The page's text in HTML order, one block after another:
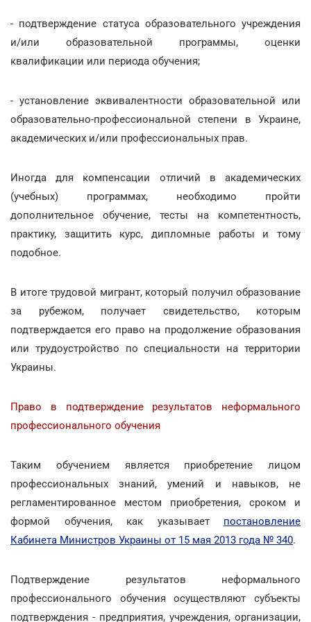
- подтверждение статуса образовательного учреждения
и/или образовательной программы, оценки
квалификации или периода обучения;
- установление эквивалентности образовательной или
образовательно-профессиональной степени в Украине,
академических и/или профессиональных прав.
Иногда для компенсации отличий в академических
(учебных) программах, необходимо пройти
дополнительное обучение, тесты на компетентность,
практику, защитить курс, дипломные работы и тому
подобное.
В итоге трудовой мигрант, который получил образование
за рубежом, получает свидетельство, которым
подтверждается его право на продолжение образования
или трудоустройство по специальности на территории
Украины.
Право в подтверждение результатов неформального
профессионального обучения
Таким обучением является приобретение лицом
профессиональных знаний, умений и навыков, не
регламентированное местом приобретения, сроком и
формой обучения, как указывает постановление
Кабинета Министров Украины от 15 мая 2013 года № 340.
Подтверждение результатов неформального
профессионального обучения осуществляют субъекты
подтверждения - предприятия, учреждения, организации,